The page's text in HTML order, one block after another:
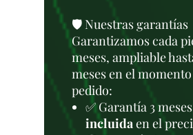
🛡️ Nuestras garantías
Garantizamos cada
meses, ampliable
meses en el
pedido:
✅ Garantía 3
incluidaen el